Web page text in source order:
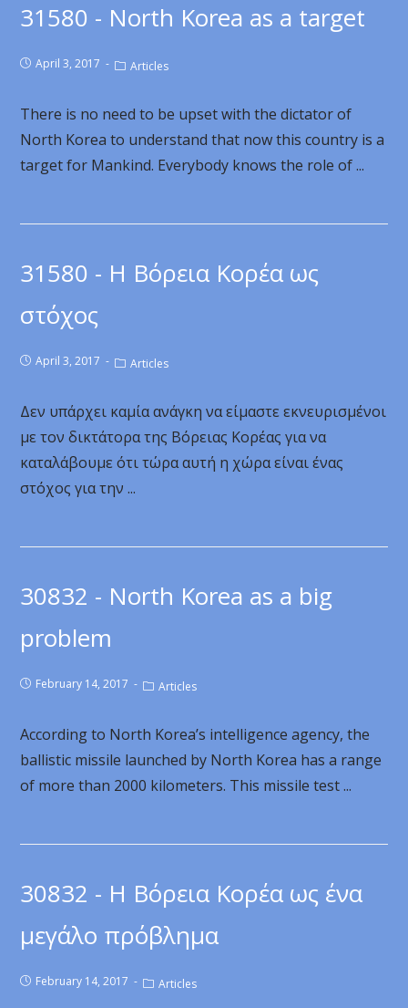
31580 - North Korea as a target
April 3, 2017 Articles
There is no need to be upset with the dictator of
North Korea to understand that now this country is a
target for Mankind. Everybody knows the role of ...
31580 - Η Βόρεια Κορέα ως
στόχος
April 3, 2017 Articles
Δεν υπάρχει καμία ανάγκη να είμαστε εκνευρισμένοι
με τον δικτάτορα της Βόρειας Κορέας για να
καταλάβουμε ότι τώρα αυτή η χώρα είναι ένας
στόχος για την ...
30832 - North Korea as a big
problem
February 14, 2017 Articles
According to North Korea’s intelligence agency, the
ballistic missile launched by North Korea has a range
of more than 2000 kilometers. This missile test ...
30832 - Η Βόρεια Κορέα ως ένα
μεγάλο πρόβλημα
February 14, 2017 Articles